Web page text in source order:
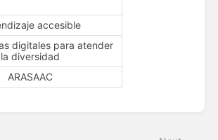
accesible
digitales para atender
la diversidad
ARASAAC